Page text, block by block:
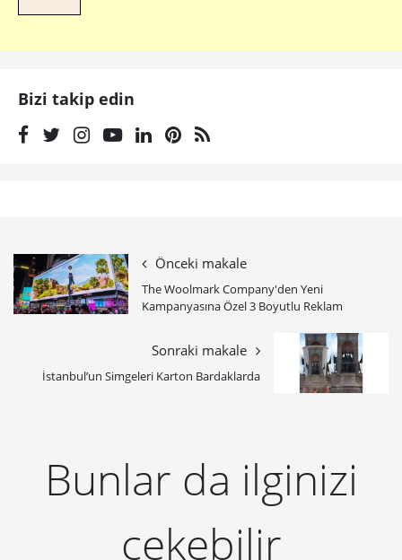
Bizi takip edin
Önceki makale
The Woolmark Company'den Yeni
Kampanyasına Özel 3 Boyutlu Reklam
Sonraki makale
İstanbul’un Simgeleri Karton Bardaklarda
Bunlar da ilginizi
çekebilir